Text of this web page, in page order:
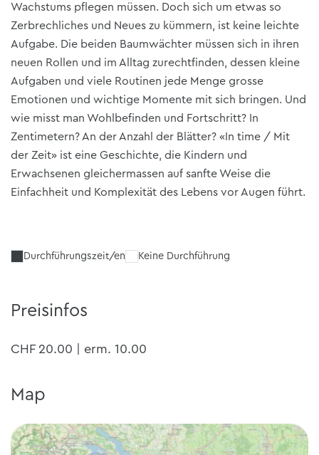
Wachstums pflegen müssen. Doch sich um etwas so
Zerbrechliches und Neues zu kümmern, ist keine leichte
Aufgabe. Die beiden Baumwächter müssen sich in ihren
neuen Rollen und im Alltag zurechtfinden, dessen kleine
Aufgaben und viele Routinen jede Menge grosse
Emotionen und wichtige Momente mit sich bringen. Und
wie misst man Wohlbefinden und Fortschritt? In
Zentimetern? An der Anzahl der Blätter? «In time / Mit
der Zeit» ist eine Geschichte, die Kindern und
Erwachsenen gleichermassen auf sanfte Weise die
Einfachheit und Komplexität des Lebens vor Augen führt.
Durchführungszeit/en Keine Durchführung
Preisinfos
CHF 20.00 | erm. 10.00
Map